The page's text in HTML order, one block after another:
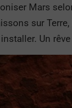
Mars
sur
installer. Un